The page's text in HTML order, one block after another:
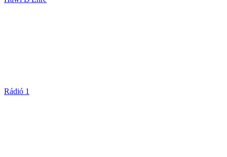
Rádió 1